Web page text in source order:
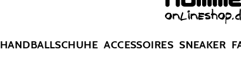
HANDBALLSCHUHE ACCESSOIRES SNEAKER